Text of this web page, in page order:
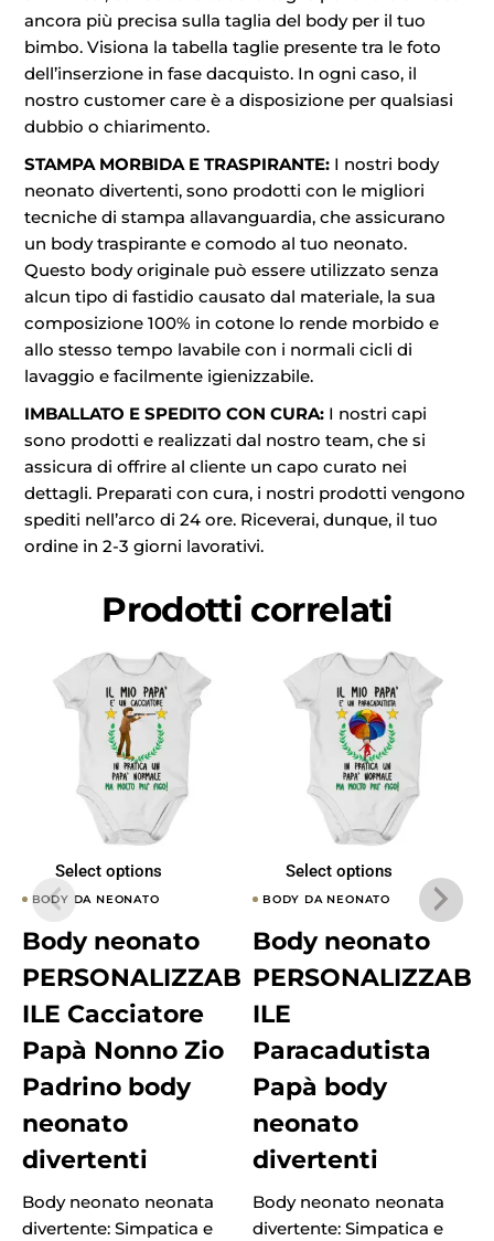
ancora più precisa sulla taglia del body per il tuo
bimbo. Visiona la tabella taglie presente tra le foto
dell’inserzione in fase dacquisto. In ogni caso, il
nostro customer care è a disposizione per qualsiasi
dubbio o chiarimento.
STAMPA MORBIDA E TRASPIRANTE: I nostri body
neonato divertenti, sono prodotti con le migliori
tecniche di stampa allavanguardia, che assicurano
un body traspirante e comodo al tuo neonato.
Questo body originale può essere utilizzato senza
alcun tipo di fastidio causato dal materiale, la sua
composizione 100% in cotone lo rende morbido e
allo stesso tempo lavabile con i normali cicli di
lavaggio e facilmente igienizzabile.
IMBALLATO E SPEDITO CON CURA: I nostri capi
sono prodotti e realizzati dal nostro team, che si
assicura di offrire al cliente un capo curato nei
dettagli. Preparati con cura, i nostri prodotti vengono
spediti nell’arco di 24 ore. Riceverai, dunque, il tuo
ordine in 2-3 giorni lavorativi.
Prodotti correlati
Select options
BODY DA NEONATO
Body neonato
PERSONALIZZAB
ILE Cacciatore
Papà Nonno Zio
Padrino body
neonato
divertenti
Body neonato neonata
divertente: Simpatica e
Select options
BODY DA NEONATO
Body neonato
PERSONALIZZAB
ILE
Paracadutista
Papà body
neonato
divertenti
Body neonato neonata
divertente: Simpatica e